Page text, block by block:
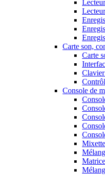
Carte son,
Carte
Console de